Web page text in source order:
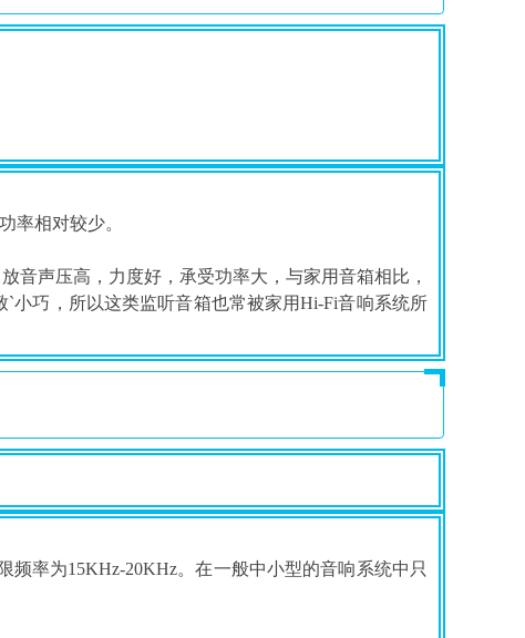
率相对较少。
音声压高，力度好，承受功率大，与家用音箱相比，
小巧，所以这类监听音箱也常被家用Hi-Fi音响系统所
率为15KHz-20KHz。在一般中小型的音响系统中只